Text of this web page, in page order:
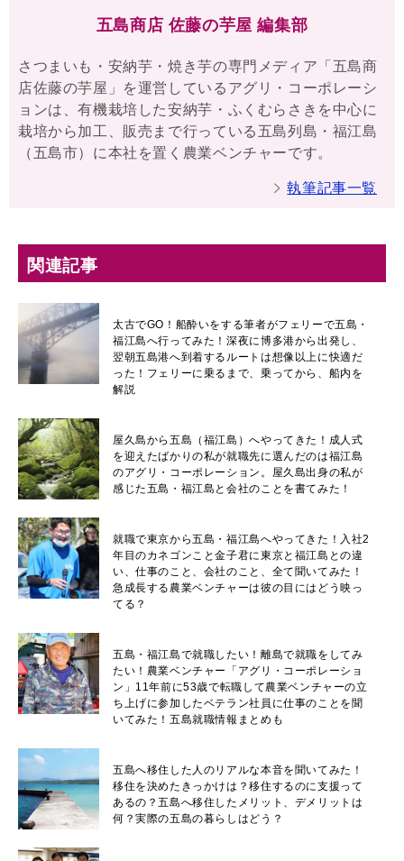
五島商店 佐藤の芋屋 編集部
さつまいも・安納芋・焼き芋の専門メディア「五島商
店佐藤の芋屋」を運営しているアグリ・コーポレーシ
ョンは、有機栽培した安納芋・ふくむらさきを中心に
栽培から加工、販売まで行っている五島列島・福江島
（五島市）に本社を置く農業ベンチャーです。
執筆記事一覧
関連記事
太古でGO！船酔いをする筆者がフェリーで五島・
福江島へ行ってみた！深夜に博多港から出発し、
翌朝五島港へ到着するルートは想像以上に快適だ
った！フェリーに乗るまで、乗ってから、船内を
解説
屋久島から五島（福江島）へやってきた！成人式
を迎えたばかりの私が就職先に選んだのは福江島
のアグリ・コーポレーション。屋久島出身の私が
感じた五島・福江島と会社のことを書てみた！
就職で東京から五島・福江島へやってきた！入社2
年目のカネゴンこと金子君に東京と福江島との違
い、仕事のこと、会社のこと、全て聞いてみた！
急成長する農業ベンチャーは彼の目にはどう映っ
てる？
五島・福江島で就職したい！離島で就職をしてみ
たい！農業ベンチャー「アグリ・コーポレーショ
ン」11年前に53歳で転職して農業ベンチャーの立
ち上げに参加したベテラン社員に仕事のことを聞
いてみた！五島就職情報まとめも
五島へ移住した人のリアルな本音を聞いてみた！
移住を決めたきっかけは？移住するのに支援って
あるの？五島へ移住したメリット、デメリットは
何？実際の五島の暮らしはどう？